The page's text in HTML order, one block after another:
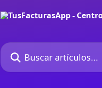
Buscar artículos...